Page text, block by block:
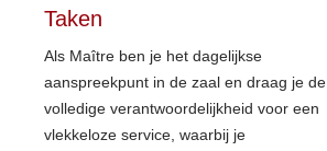
Taken
Als Maître ben je het dagelijkse
aanspreekpunt in de zaal en draag je de
volledige verantwoordelijkheid voor een
vlekkeloze service, waarbij je